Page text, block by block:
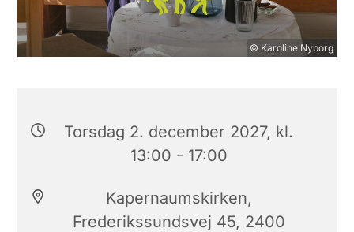
© Karoline Nyborg
Torsdag 2. december 2027, kl.
13:00 - 17:00
Kapernaumskirken,
Frederikssundsvej 45, 2400